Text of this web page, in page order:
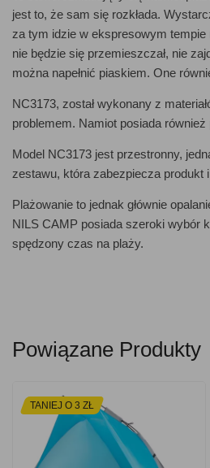
jest to, że sam się rozkłada.
za tym idzie w ekspresowym tempie
nie będzie się przemieszczał, nie
można napełnić piaskiem. One
NC3173, został wykonany z
problemem. Namiot posiada
Model NC3173 jest przestronny,
zestawu, która zabezpiecza produkt
Plażowanie to jednak głównie
NILS CAMP posiada szeroki wybór
spędzony czas na plaży.
Powiązane Produkty
TANIEJ O 3 ZŁ